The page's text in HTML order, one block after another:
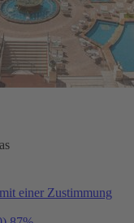
einer Zustimmung